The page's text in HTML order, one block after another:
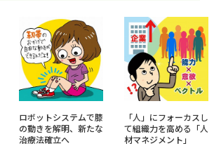
ロボットシステムで膝
の動きを解明、新たな
治療法確立へ
「人」にフォーカスし
て組織力を高める「人
材マネジメント」